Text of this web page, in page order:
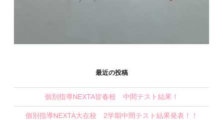
最近の投稿
個別指導NEXTA皆春校 中間テスト結果！
個別指導NEXTA大在校 2学期中間テスト結果発表！！